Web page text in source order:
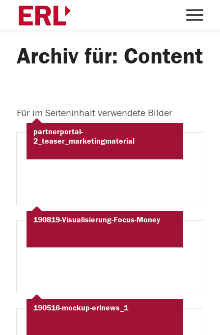
Archiv für: Content
Für im Seiteninhalt verwendete Bilder
partnerportal-
2_teaser_marketingmaterial
190819-Visualisierung-Focus-Money
190516-mockup-erlnews_1